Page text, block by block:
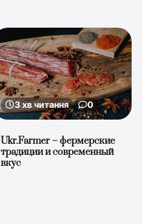
3 хв читання 0
Ukr.Farmer – фермерские
традиции и современный
вкус